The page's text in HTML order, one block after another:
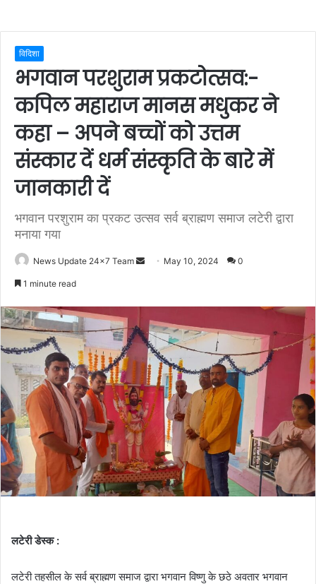
विदिशा
भगवान परशुराम प्रकटोत्सव:-
कपिल महाराज मानस मधुकर ने
कहा – अपने बच्चों को उत्तम
संस्कार दें धर्म संस्कृति के बारे में
जानकारी दें
भगवान परशुराम का प्रकट उत्सव सर्व ब्राह्मण समाज लटेरी द्वारा
मनाया गया
News Update 24x7 Team
Send May 10, 2024 0
1 minute read
लटेरी डेस्क :
लटेरी तहसील के सर्व ब्राह्मण समाज द्वारा भगवान विष्णु के छठे अवतार भगवान